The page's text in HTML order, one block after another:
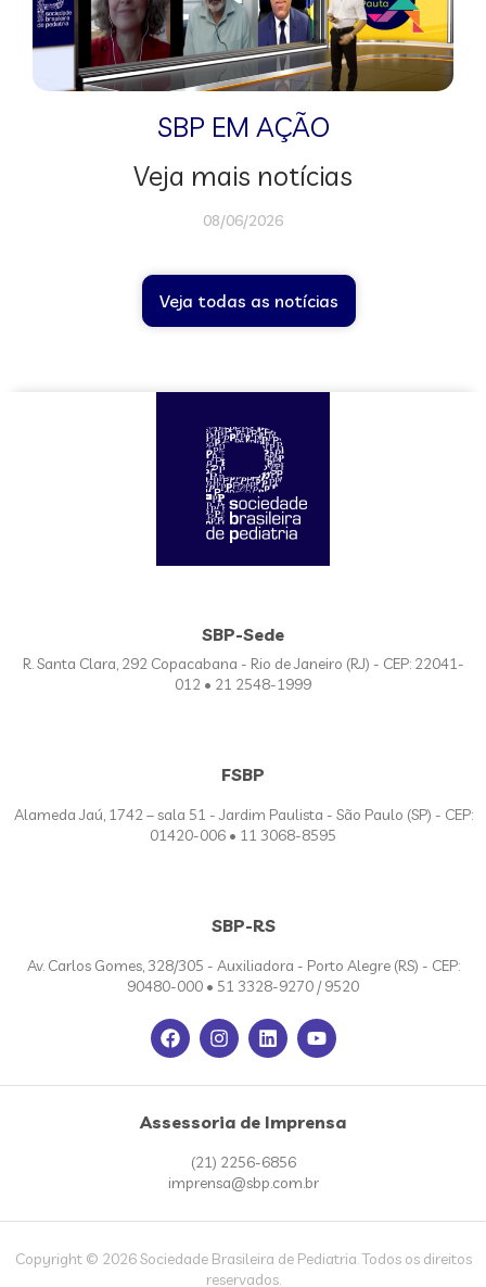
SBP EM AÇÃO
Veja mais notícias
08/06/2026
Veja todas as notícias
SBP-Sede
R. Santa Clara, 292 Copacabana - Rio de Janeiro (RJ) - CEP: 22041-
012 • 21 2548-1999
FSBP
Alameda Jaú, 1742 – sala 51 - Jardim Paulista - São Paulo (SP) - CEP:
01420-006 • 11 3068-8595
SBP-RS
Av. Carlos Gomes, 328/305 - Auxiliadora - Porto Alegre (RS) - CEP:
90480-000 • 51 3328-9270 / 9520
Assessoria de Imprensa
(21) 2256-6856
imprensa@sbp.com.br
Copyright © 2026 Sociedade Brasileira de Pediatria. Todos os direitos
reservados.